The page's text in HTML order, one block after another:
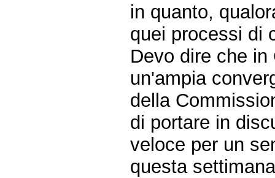
in quanto,
quei processi di
Devo dire che
un'ampia
della
di portare in
veloce per un
questa